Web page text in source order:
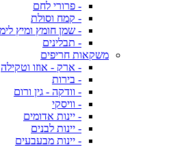
- פרורי לחם
- קמח וסולת
- שמן חומץ ומיץ
- תבלינים
משקאות חריפים
- ארק - אוזו וטקילה
- בירות
- וודקה - גין ורום
- וויסקי
- יינות אדומים
- יינות לבנים
- יינות מבעבעים